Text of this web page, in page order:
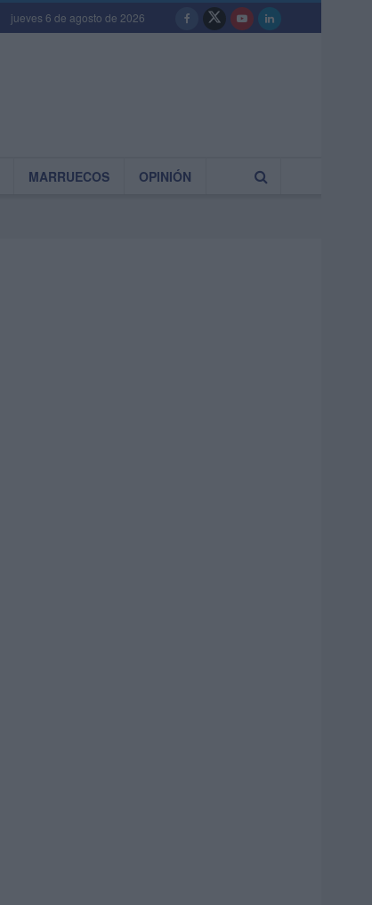
jueves 6 de agosto de 2026
MARRUECOS OPINIÓN